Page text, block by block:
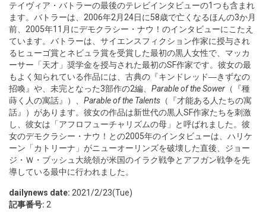
テイヴィア・バトラーの最後のテレビインタビューの1つも含まれ
ます。バトラーは、2006年2月24日に58歳で亡くなるほんの3か月
前、2005年11月にデモクラシー・ナウ！のインタビューにこたえ
ています。バトラーは、サイエンスフィクション作家に授与され
るヒューゴ賞とネビュラ賞を受賞した最初の黒人女性で、マッカ
ーサー「天才」奨学金を授与された最初のSF作家です。彼女の最
もよく知られている作品には、古典の『キンドレッド―きずなの
招喚』や、未完となった3部作の2編、 Parable of the Sower （『種
蒔く人の寓話』）、 Parable of the Talents （『才能ある人たちの寓
話』）があります。彼女の作品は新世代の黒人SF作家たちを刺激
し、彼女は「アフロフューチャリズムの母」と呼ばれました。彼
女のデモクラシー・ナウ！との2005年のインタビューは、ハリケ
ーン「カトリーナ」がニューオーリンズを破壊した直後、ジョー
ジ・Ｗ・ブッシュ大統領が米国のイラク戦争とアフガン戦争を先
導している最中に行われました。
dailynews date: 2021/2/23(Tue)
記事番号: 2